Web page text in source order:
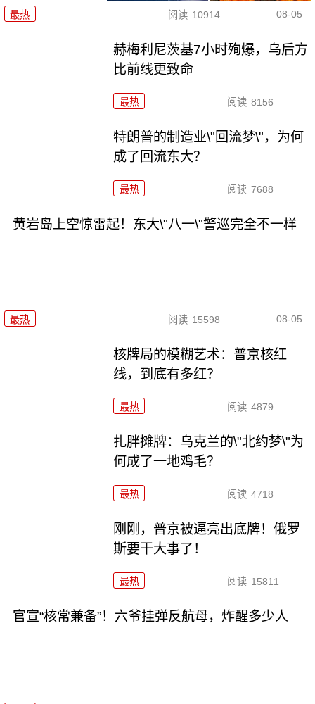
最热 阅读 10914 08-05
赫梅利尼茨基7小时殉爆，乌后方
比前线更致命
最热 阅读 8156
特朗普的制造业\"回流梦\"，为何
成了回流东大？
最热 阅读 7688
黄岩岛上空惊雷起！东大\"八一\"警巡完全不一样
最热 阅读 15598 08-05
核牌局的模糊艺术：普京核红
线，到底有多红？
最热 阅读 4879
扎胖摊牌：乌克兰的\"北约梦\"为
何成了一地鸡毛？
最热 阅读 4718
刚刚，普京被逼亮出底牌！俄罗
斯要干大事了！
最热 阅读 15811
官宣“核常兼备”！六爷挂弹反航母，炸醒多少人